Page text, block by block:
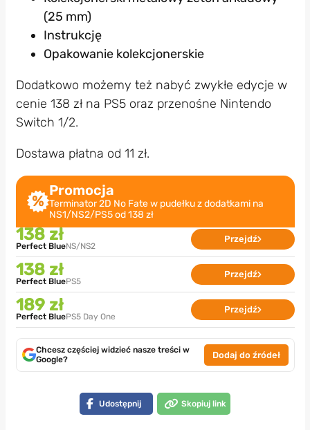
(25 mm)
Instrukcję
Opakowanie kolekcjonerskie
Dodatkowo możemy też nabyć zwykłe edycje w
cenie 138 zł na PS5 oraz przenośne Nintendo
Switch 1/2.
Dostawa płatna od 11 zł.
Promocja
Terminator 2D No Fate w pudełku z dodatkami na
NS1/NS2/PS5 od 138 zł
138 zł
Perfect BlueNS/NS2
Przejdź
138 zł
Perfect BluePS5
Przejdź
189 zł
Perfect BluePS5 Day One
Przejdź
Chcesz częściej widzieć nasze treści w
Google?
Dodaj do źródeł
Udostępnij Skopiuj link